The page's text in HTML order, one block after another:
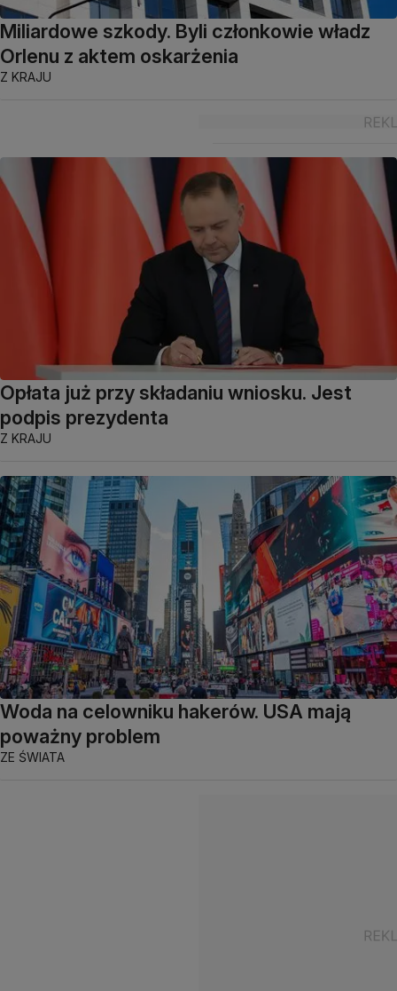
Miliardowe szkody. Byli członkowie władz
Orlenu z aktem oskarżenia
Z KRAJU
Opłata już przy składaniu wniosku. Jest
podpis prezydenta
Z KRAJU
Woda na celowniku hakerów. USA mają
poważny problem
ZE ŚWIATA